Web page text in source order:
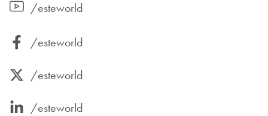
/esteworld
/esteworld
/esteworld
/esteworld